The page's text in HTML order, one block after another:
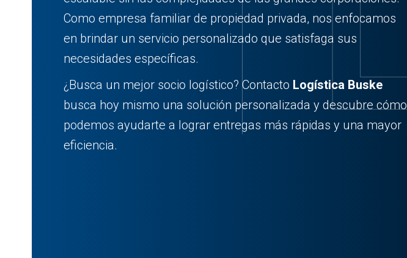
Como empresa familiar de propiedad privada, nos enfocamos
en brindar un servicio personalizado que satisfaga sus
necesidades específicas.
¿Busca un mejor socio logístico? Contacto Logística Buske
busca hoy mismo una solución personalizada y descubre cómo
podemos ayudarte a lograr entregas más rápidas y una mayor
eficiencia.